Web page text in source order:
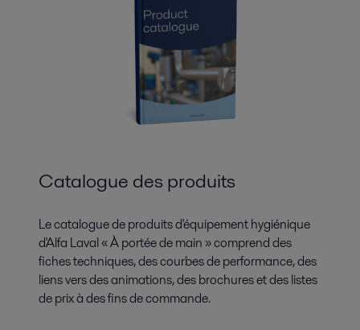
Catalogue des produits
Le catalogue de produits d'équipement hygiénique
d'Alfa Laval « À portée de main » comprend des
fiches techniques, des courbes de performance, des
liens vers des animations, des brochures et des listes
de prix à des fins de commande.